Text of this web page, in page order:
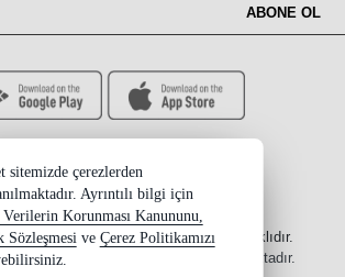
ABONE OL
- Tüm hakları saklıdır.
256bit SSL sertifikası ile korunmaktadır.
sitemizde çerezlerden
Ayrıntılı bilgi için
Korunması Kanununu,
ve Çerez Politikamızı